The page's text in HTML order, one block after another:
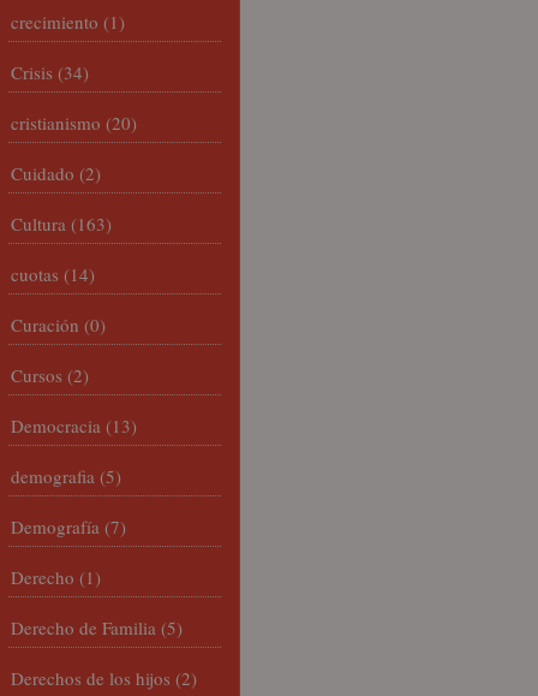
crecimiento (1)
Crisis (34)
cristianismo (20)
Cuidado (2)
Cultura (163)
cuotas (14)
Curación (0)
Cursos (2)
Democracia (13)
demografia (5)
Demografía (7)
Derecho (1)
Derecho de Familia (5)
Derechos de los hijos (2)